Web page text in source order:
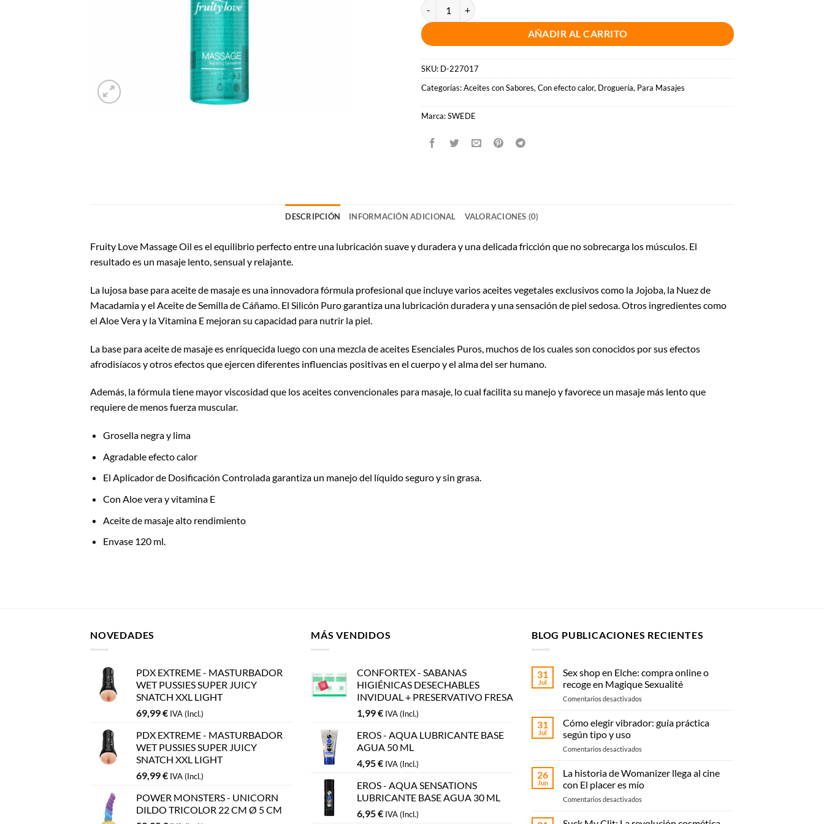
SWEDE - FRUITY LOVE ACEITE EFECTO CALOR GROSELLA NEGRA Y LIMA 120 ML cantidad
AÑADIR AL CARRITO
SKU: D-227017
Categorías:Aceites con Sabores, Con efecto calor, Droguería, Para Masajes
Marca:SWEDE
DESCRIPCIÓN INFORMACIÓN ADICIONAL VALORACIONES (0)
Fruity Love Massage Oil es el equilibrio perfecto entre una lubricación suave y duradera y una delicada fricción que no sobrecarga los músculos. El
resultado es un masaje lento, sensual y relajante.
La lujosa base para aceite de masaje es una innovadora fórmula profesional que incluye varios aceites vegetales exclusivos como la Jojoba, la Nuez de
Macadamia y el Aceite de Semilla de Cáñamo. El Silicón Puro garantiza una lubricación duradera y una sensación de piel sedosa. Otros ingredientes como
el Aloe Vera y la Vitamina E mejoran su capacidad para nutrir la piel.
La base para aceite de masaje es enriquecida luego con una mezcla de aceites Esenciales Puros, muchos de los cuales son conocidos por sus efectos
afrodisíacos y otros efectos que ejercen diferentes influencias positivas en el cuerpo y el alma del ser humano.
Además, la fórmula tiene mayor viscosidad que los aceites convencionales para masaje, lo cual facilita su manejo y favorece un masaje más lento que
requiere de menos fuerza muscular.
Grosella negra y lima
Agradable efecto calor
El Aplicador de Dosificación Controlada garantiza un manejo del líquido seguro y sin grasa.
Con Aloe vera y vitamina E
Aceite de masaje alto rendimiento
Envase 120 ml.
NOVEDADES
PDX EXTREME - MASTURBADOR
WET PUSSIES SUPER JUICY
SNATCH XXL LIGHT
69,99€ IVA (Incl.)
PDX EXTREME - MASTURBADOR
WET PUSSIES SUPER JUICY
SNATCH XXL LIGHT
69,99€ IVA (Incl.)
POWER MONSTERS - UNICORN
DILDO TRICOLOR 22 CM Ø 5 CM
MÁS VENDIDOS
CONFORTEX - SABANAS
HIGIÉNICAS DESECHABLES
INVIDUAL + PRESERVATIVO FRESA
1,99€ IVA (Incl.)
EROS - AQUA LUBRICANTE BASE
AGUA 50 ML
4,95€ IVA (Incl.)
EROS - AQUA SENSATIONS
LUBRICANTE BASE AGUA 30 ML
6,95€ IVA (Incl.)
BLOG PUBLICACIONES RECIENTES
31
Jul
Sex shop en Elche: compra online o
recoge en Magique Sexualité
Comentarios desactivadosen
shop
compra
o
Magique
31
Jul
Cómo elegir vibrador: guía práctica
según tipo y uso
Comentarios desactivadosen
elegir
guía
práctica
tipo
26
Jun
La historia de Womanizer llega al cine
con El placer es mío
Comentarios desactivadosen
historia